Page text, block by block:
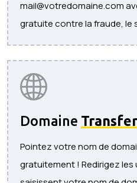
mail@votredomaine.com
gratuite contre la fraude, le
Domaine
Pointez votre nom de
gratuitement ! Redirigez